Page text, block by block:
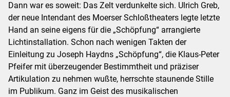
Dann war es soweit: Das Zelt verdunkelte sich. Ulrich Greb,
der neue Intendant des Moerser Schloßtheaters legte letzte
Hand an seine eigens für die „Schöpfung“ arrangierte
Lichtinstallation. Schon nach wenigen Takten der
Einleitung zu Joseph Haydns „Schöpfung“, die Klaus-Peter
Pfeifer mit überzeugender Bestimmtheit und präziser
Artikulation zu nehmen wußte, herrschte staunende Stille
im Publikum. Ganz im Geist des musikalischen